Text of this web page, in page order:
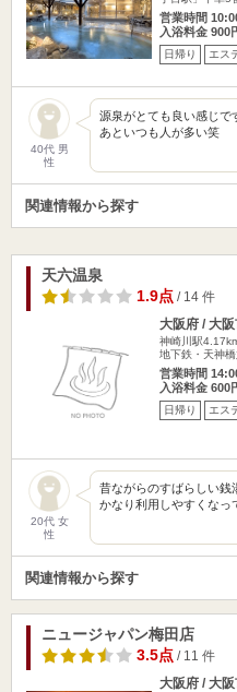
営業時間
入浴料金 900
日帰り エス
40代 男
性
源泉がとても良い感じで
あといつも人が多い笑
関連情報から探す
天六温泉
1.9点/ 14 件
大阪府 / 大
神崎川駅
地下鉄・天神
営業時間
入浴料金 600
日帰り エス
20代 女
性
昔ながらのすばらしい銭
かなり利用しやすくなっ
関連情報から探す
ニュージャパン梅田店
3.5点/ 11 件
大阪府 / 大